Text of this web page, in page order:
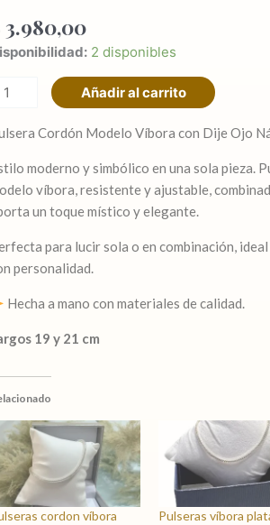
3.980,00
2 disponibles
Añadir al carrito
Cordón Modelo Víbora con Dije Ojo
moderno y simbólico en una sola pieza.
víbora, resistente y ajustable,
un toque místico y elegante.
para lucir sola o en combinación,
personalidad.
Hecha a mano con materiales de calidad.
19 y 21 cm
cordon víbora
Pulseras víbora